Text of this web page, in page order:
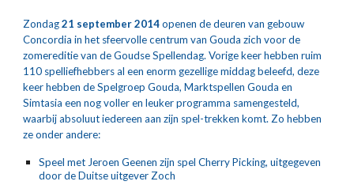
Zondag 21 september 2014 openen de deuren van gebouw
Concordia in het sfeervolle centrum van Gouda zich voor de
zomereditie van de Goudse Spellendag. Vorige keer hebben ruim
110 spelliefhebbers al een enorm gezellige middag beleefd, deze
keer hebben de Spelgroep Gouda, Marktspellen Gouda en
Simtasia een nog voller en leuker programma samengesteld,
waarbij absoluut iedereen aan zijn spel-trekken komt. Zo hebben
ze onder andere:
Speel met Jeroen Geenen zijn spel Cherry Picking, uitgegeven
door de Duitse uitgever Zoch